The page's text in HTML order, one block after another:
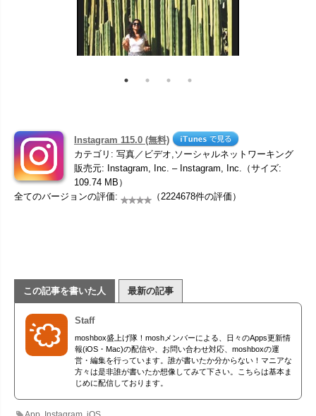
Instagram 115.0 (無料)
カテゴリ: 写真／ビデオ,ソーシャルネットワーキング
販売元: Instagram, Inc. – Instagram, Inc.（サイズ:
109.74 MB）
全てのバージョンの評価:
（2224678件の評価）
この記事を書いた人 最新の記事
Staff
moshbox盛上げ隊！moshメンバーによる、日々のApps更新情
報(iOS・Mac)の配信や、お問い合わせ対応、moshboxの運
営・編集を行っています。誰が書いたか分からない！マニアな
方々は是非誰が書いたか想像してみて下さい。こちらは基本ま
じめに配信しております。